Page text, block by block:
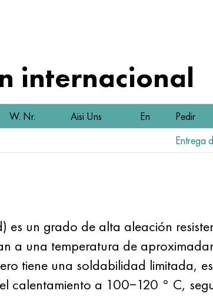
internacional
W. Nr. Aisi Uns En
Pedir
Entrega
es un grado de alta aleación
a una temperatura de
tiene una soldabilidad limitada,
calentamiento a 100−120 ° C,